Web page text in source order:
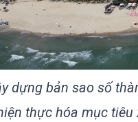
dựng bản sao số
thực hóa mục